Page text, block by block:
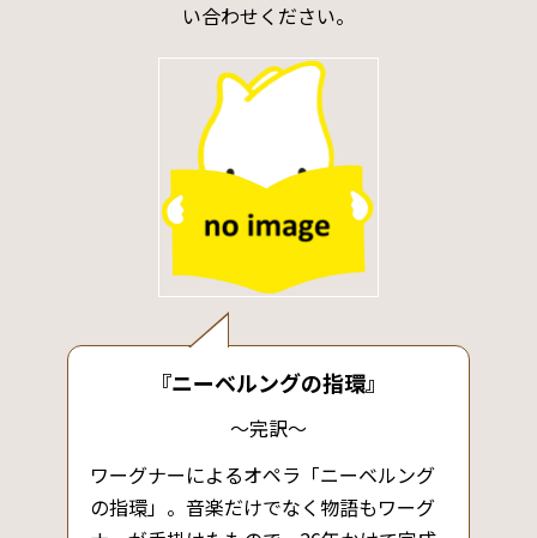
い合わせください。
『ニーベルングの指環』
～完訳～
ワーグナーによるオペラ「ニーベルング
の指環」。音楽だけでなく物語もワーグ